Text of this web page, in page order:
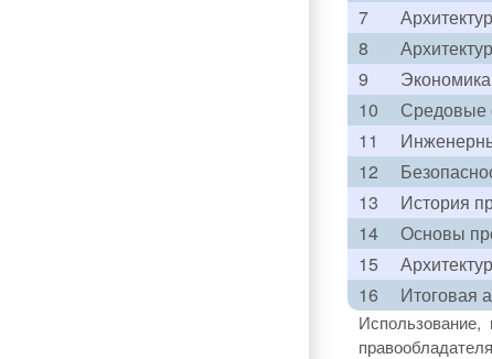
7
8
9
10
Средовые
11
12
13
История
14
Основы
15
16
Итоговая
Использование,